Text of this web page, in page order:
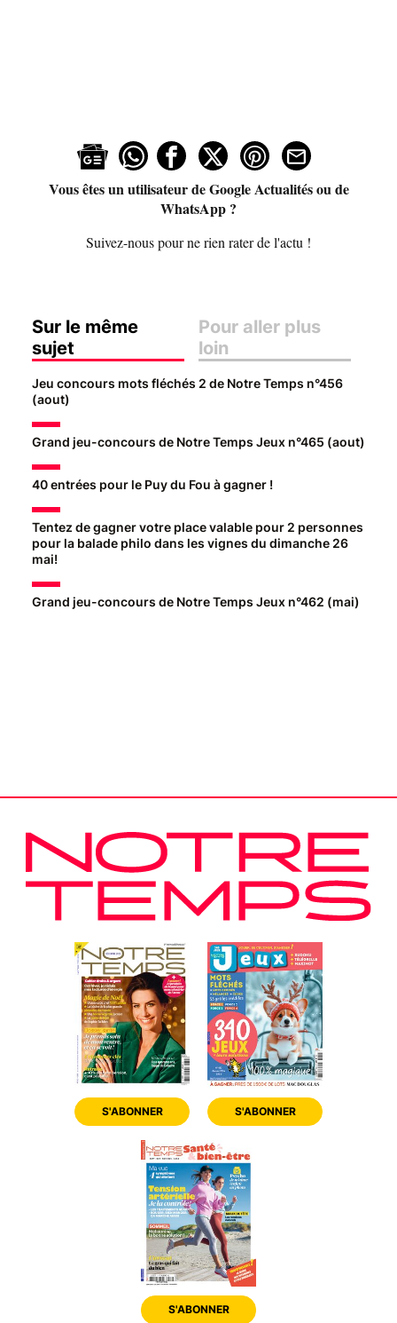
Vous êtes un utilisateur de Google Actualités ou de
WhatsApp ?
Suivez-nous pour ne rien rater de l'actu !
Sur le même
sujet
Pour aller plus
loin
Jeu concours mots fléchés 2 de Notre Temps n°456
(aout)
Grand jeu-concours de Notre Temps Jeux n°465 (aout)
40 entrées pour le Puy du Fou à gagner !
Tentez de gagner votre place valable pour 2 personnes
pour la balade philo dans les vignes du dimanche 26
mai!
Grand jeu-concours de Notre Temps Jeux n°462 (mai)
S'ABONNER S'ABONNER
S'ABONNER